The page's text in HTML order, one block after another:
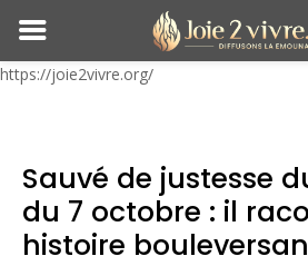
https://joie2vivre.org/
Sauvé de justesse
du 7 octobre : il
histoire